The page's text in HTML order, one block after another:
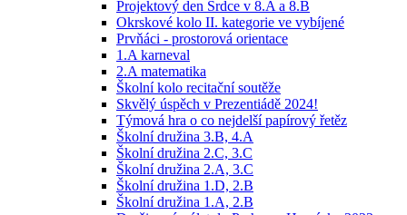
Projektový den Srdce v 8.A a 8.B
Okrskové kolo II. kategorie ve vybíjené
Prvňáci - prostorová orientace
1.A karneval
2.A matematika
Školní kolo recitační soutěže
Skvělý úspěch v Prezentiádě 2024!
Týmová hra o co nejdelší papírový řetěz
Školní družina 3.B, 4.A
Školní družina 2.C, 3.C
Školní družina 2.A, 3.C
Školní družina 1.D, 2.B
Školní družina 1.A, 2.B